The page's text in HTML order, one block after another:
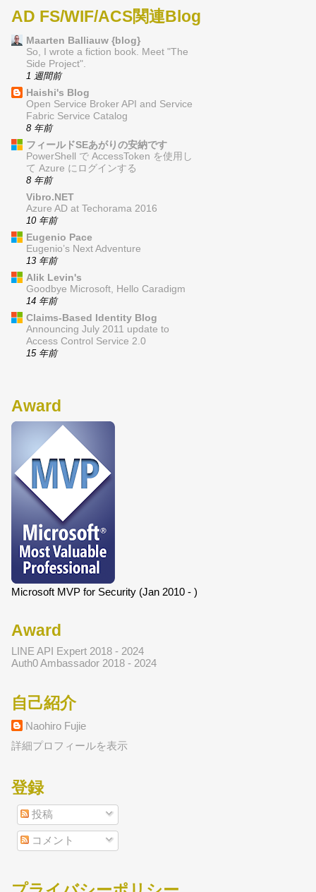
AD FS/WIF/ACS関連Blog
Maarten Balliauw {blog}
So, I wrote a fiction book. Meet "The
Side Project".
1 週間前
Haishi's Blog
Open Service Broker API and Service
Fabric Service Catalog
8 年前
フィールドSEあがりの安納です
PowerShell で AccessToken を使用し
て Azure にログインする
8 年前
Vibro.NET
Azure AD at Techorama 2016
10 年前
Eugenio Pace
Eugenio’s Next Adventure
13 年前
Alik Levin's
Goodbye Microsoft, Hello Caradigm
14 年前
Claims-Based Identity Blog
Announcing July 2011 update to
Access Control Service 2.0
15 年前
Award
Microsoft MVP for Security (Jan 2010 - )
Award
LINE API Expert 2018 - 2024
Auth0 Ambassador 2018 - 2024
自己紹介
Naohiro Fujie
詳細プロフィールを表示
登録
投稿
コメント